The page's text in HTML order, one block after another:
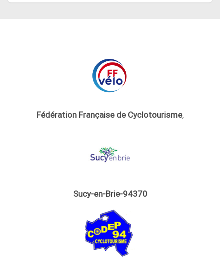
Fédération Française de Cyclotourisme,
Sucy-en-Brie-94370